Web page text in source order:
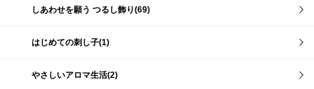
しあわせを願う つるし飾り(69)
はじめての刺し子(1)
やさしいアロマ生活(2)